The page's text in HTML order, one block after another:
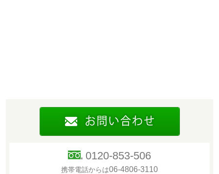
0120-853-506
携帯電話からは06-4806-3110